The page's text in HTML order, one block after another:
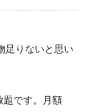
足りないと思い
題です。月額